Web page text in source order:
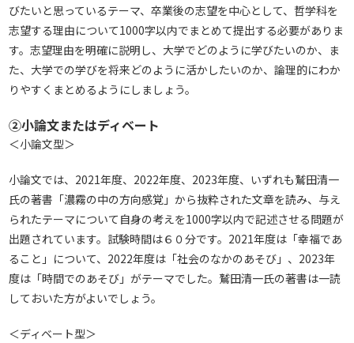
びたいと思っているテーマ、卒業後の志望を中心として、哲学科を
志望する理由について1000字以内でまとめて提出する必要がありま
す。志望理由を明確に説明し、大学でどのように学びたいのか、ま
た、大学での学びを将来どのように活かしたいのか、論理的にわか
りやすくまとめるようにしましょう。
②小論文またはディベート
＜小論文型＞
小論文では、2021年度、2022年度、2023年度、いずれも鷲田清一
氏の著書「濃霧の中の方向感覚」から抜粋された文章を読み、与え
られたテーマについて自身の考えを1000字以内で記述させる問題が
出題されています。試験時間は６０分です。2021年度は「幸福であ
ること」について、2022年度は「社会のなかのあそび」、2023年
度は「時間でのあそび」がテーマでした。鷲田清一氏の著書は一読
しておいた方がよいでしょう。
＜ディベート型＞